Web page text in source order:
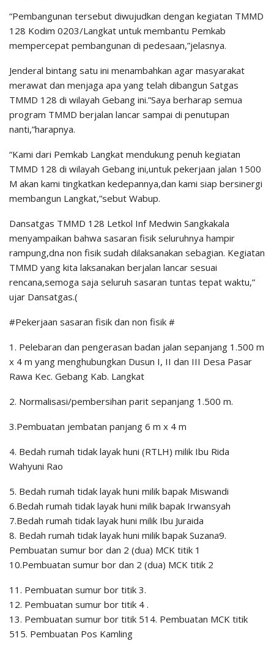
“Pembangunan tersebut diwujudkan dengan kegiatan TMMD
128 Kodim 0203/Langkat untuk membantu Pemkab
mempercepat pembangunan di pedesaan,”jelasnya.
Jenderal bintang satu ini menambahkan agar masyarakat
merawat dan menjaga apa yang telah dibangun Satgas
TMMD 128 di wilayah Gebang ini.”Saya berharap semua
program TMMD berjalan lancar sampai di penutupan
nanti,”harapnya.
“Kami dari Pemkab Langkat mendukung penuh kegiatan
TMMD 128 di wilayah Gebang ini,untuk pekerjaan jalan 1500
M akan kami tingkatkan kedepannya,dan kami siap bersinergi
membangun Langkat,”sebut Wabup.
Dansatgas TMMD 128 Letkol Inf Medwin Sangkakala
menyampaikan bahwa sasaran fisik seluruhnya hampir
rampung,dna non fisik sudah dilaksanakan sebagian. Kegiatan
TMMD yang kita laksanakan berjalan lancar sesuai
rencana,semoga saja seluruh sasaran tuntas tepat waktu,”
ujar Dansatgas.(
#Pekerjaan sasaran fisik dan non fisik #
1. Pelebaran dan pengerasan badan jalan sepanjang 1.500 m
x 4 m yang menghubungkan Dusun I, II dan III Desa Pasar
Rawa Kec. Gebang Kab. Langkat
2. Normalisasi/pembersihan parit sepanjang 1.500 m.
3.Pembuatan jembatan panjang 6 m x 4 m
4. Bedah rumah tidak layak huni (RTLH) milik Ibu Rida
Wahyuni Rao
5. Bedah rumah tidak layak huni milik bapak Miswandi
6.Bedah rumah tidak layak huni milik bapak Irwansyah
7.Bedah rumah tidak layak huni milik Ibu Juraida
8. Bedah rumah tidak layak huni milik bapak Suzana9.
Pembuatan sumur bor dan 2 (dua) MCK titik 1
10.Pembuatan sumur bor dan 2 (dua) MCK titik 2
11. Pembuatan sumur bor titik 3.
12. Pembuatan sumur bor titik 4 .
13. Pembuatan sumur bor titik 514. Pembuatan MCK titik
515. Pembuatan Pos Kamling